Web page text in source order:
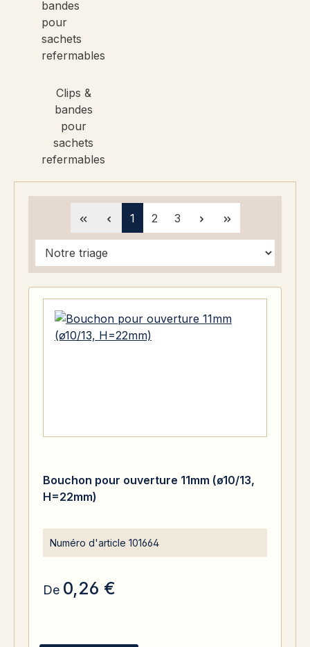
Clips &
bandes
pour
sachets
refermables
Page
1 Page
2 Page
3
Bouchon pour ouverture 11mm (ø10/13,
H=22mm)
Numéro d'article 101664
De 0,26 €